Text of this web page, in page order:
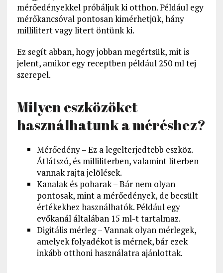
mérőedényekkel próbáljuk ki otthon. Például egy
mérőkancsóval pontosan kimérhetjük, hány
millilitert vagy litert öntünk ki.
Ez segít abban, hogy jobban megértsük, mit is
jelent, amikor egy receptben például 250 ml tej
szerepel.
Milyen eszközöket
használhatunk a méréshez?
Mérőedény – Ez a legelterjedtebb eszköz.
Átlátszó, és milliliterben, valamint literben
vannak rajta jelölések.
Kanalak és poharak – Bár nem olyan
pontosak, mint a mérőedények, de becsült
értékekhez használhatók. Például egy
evőkanál általában 15 ml-t tartalmaz.
Digitális mérleg – Vannak olyan mérlegek,
amelyek folyadékot is mérnek, bár ezek
inkább otthoni használatra ajánlottak.